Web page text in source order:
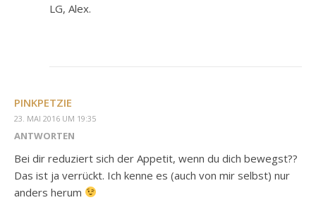
LG, Alex.
PINKPETZIE
23. MAI 2016 UM 19:35
ANTWORTEN
Bei dir reduziert sich der Appetit, wenn du dich bewegst??
Das ist ja verrückt. Ich kenne es (auch von mir selbst) nur
anders herum